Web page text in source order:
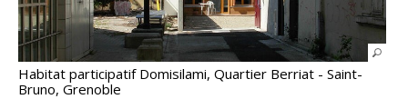
Habitat participatif Domisilami, Quartier Berriat - Saint-
Bruno, Grenoble